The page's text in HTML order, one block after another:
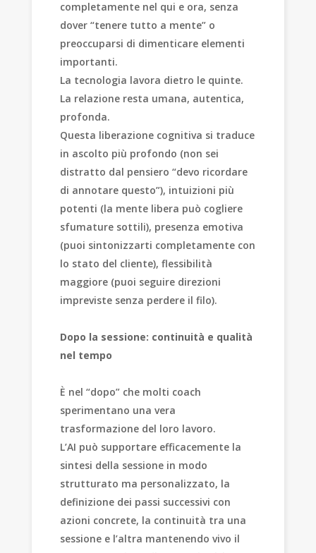
completamente nel qui e ora, senza
dover “tenere tutto a mente” o
preoccuparsi di dimenticare elementi
importanti.
La tecnologia lavora dietro le quinte.
La relazione resta umana, autentica,
profonda.
Questa liberazione cognitiva si traduce
in ascolto più profondo (non sei
distratto dal pensiero “devo ricordare
di annotare questo”), intuizioni più
potenti (la mente libera può cogliere
sfumature sottili), presenza emotiva
(puoi sintonizzarti completamente con
lo stato del cliente), flessibilità
maggiore (puoi seguire direzioni
impreviste senza perdere il filo).
Dopo la sessione: continuità e qualità
nel tempo
È nel “dopo” che molti coach
sperimentano una vera
trasformazione del loro lavoro.
L’AI può supportare efficacemente la
sintesi della sessione in modo
strutturato ma personalizzato, la
definizione dei passi successivi con
azioni concrete, la continuità tra una
sessione e l’altra mantenendo vivo il